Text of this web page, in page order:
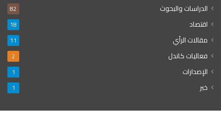
الدراسات والبحوث 82
اقتصاد 18
مقالات الرأي 11
فعاليات كاندل 2
الإصدارات 1
خبر 1